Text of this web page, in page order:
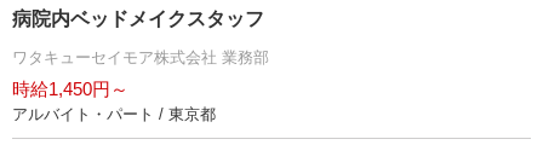
病院内ベッドメイクスタッフ
ワタキューセイモア株式会社 業務部
時給1,450円～
アルバイト・パート / 東京都